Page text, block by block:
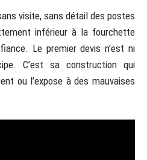
visite, sans détail des postes
inférieur à la fourchette
Le premier devis n’est ni
C’est sa construction qui
ou l’expose à des mauvaises